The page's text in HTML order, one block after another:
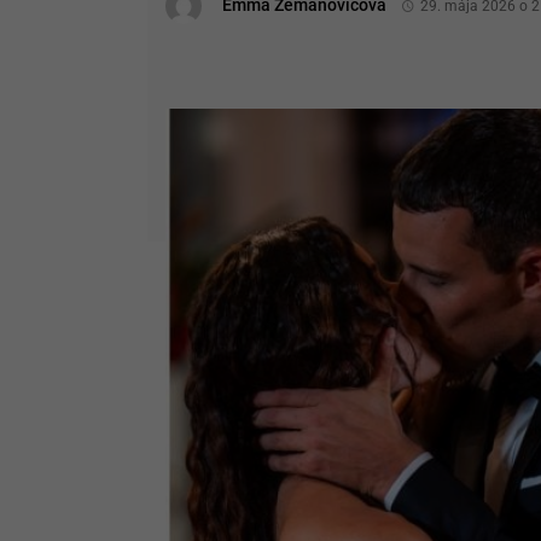
Emma Zemanovičová 29. mája 2026 o